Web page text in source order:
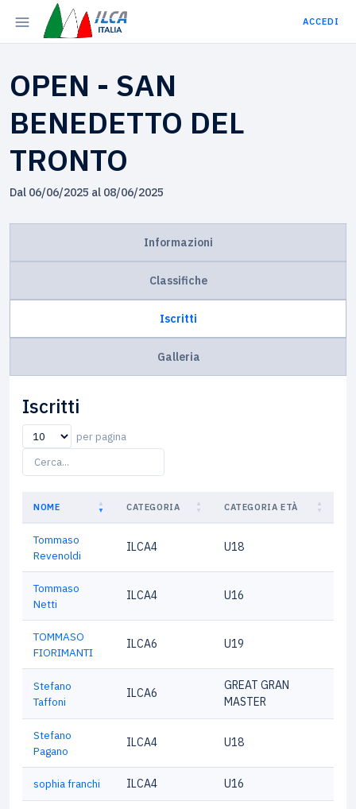
ACCEDI
OPEN - SAN
BENEDETTO DEL
TRONTO
Dal 06/06/2025 al 08/06/2025
Informazioni
Classifiche
Iscritti
Galleria
Iscritti
per pagina
NOME CATEGORIA CATEGORIA ETÀ
Tommaso
Revenoldi
ILCA4 U18
Tommaso
Netti
ILCA4 U16
TOMMASO
FIORIMANTI
ILCA6 U19
Stefano
Taffoni
ILCA6
GREAT GRAN
MASTER
Stefano
Pagano
ILCA4 U18
sophia franchi ILCA4 U16